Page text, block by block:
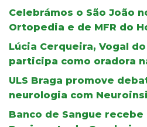
Celebrámos o São João
Ortopedia e de MFR do
Lúcia Cerqueira, Vogal do
participa como oradora
ULS Braga promove
neurologia com
Banco de Sangue